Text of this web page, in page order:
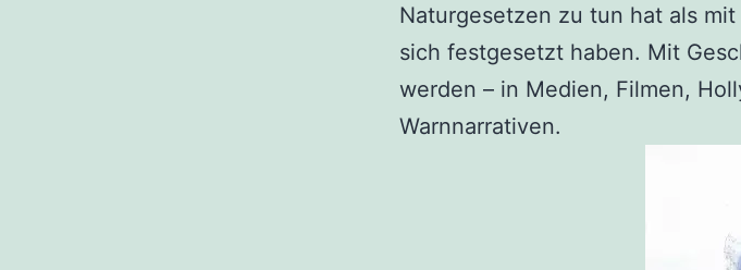
Naturgesetzen zu tun hat als
sich festgesetzt haben. Mit
werden – in Medien, Filmen,
Warnnarrativen.